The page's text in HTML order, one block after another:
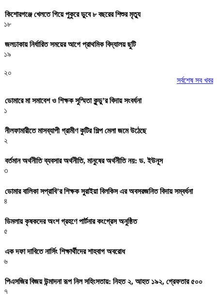
কিশোরগঞ্জে খেলতে গিয়ে পুকুরে ডুবে ৮ বছরের শিশুর মৃত্যু
১৮
জলঢাকায় নির্ধারিত সময়ের আগে প্রাথমিক বিদ্যালয় ছুটি
১৯
২০
সর্বশেষ সব খবর
ডোমারে মা সমাবেশ ও শিক্ষক সুস্মিতা কুন্ডু’র বিদায় সংবর্ধনা
১
নীলফামারীতে মাসব্যাপী গ্রামীণ কুটির শিল্প মেলা জমে উঠেছে
২
বর্তমান অর্থনীতি ব্যবসার অর্থনীতি, মানুষের অর্থনীতি নয়: ড. ইউনূস
৩
ডোমার বালিকা সপ্রাবি’র শিক্ষক সুরাইয়া বিলকিস এর অবসরজনিত বিদায় সম্বর্ধনা
৪
ডিমলায় কৃষকদের অংশ গ্রহণে পার্টনার কংগ্রেস অনুষ্ঠিত
৫
এক দফা দাবিতে নার্সিং শিক্ষার্থীদের শাহবাগ অবরোধ
৬
পিএসজির বিজয় উন্মাদনা রূপ নিল সহিংসতায়: নিহত ২, আহত ১৯২, গ্রেফতার ৫০০
৭